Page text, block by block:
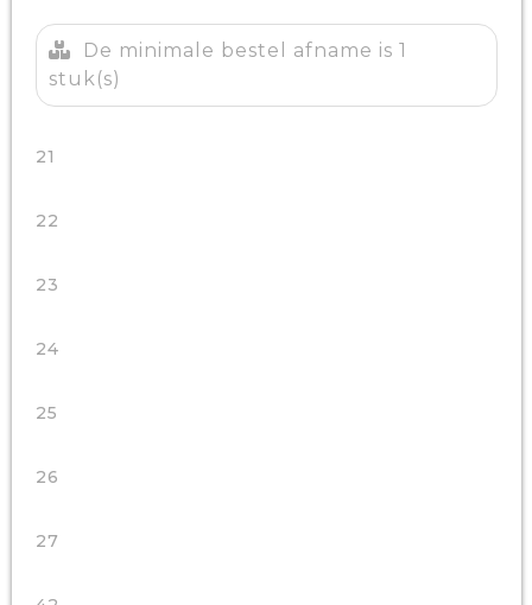
De minimale bestel afname is 1
stuk(s)
21
22
23
24
25
26
27